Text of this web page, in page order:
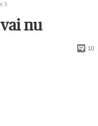
3
nu
10